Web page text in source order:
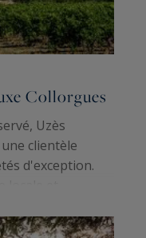
Collorgues
Uzès
clientèle
d'exception.
belles
et mas de ce…